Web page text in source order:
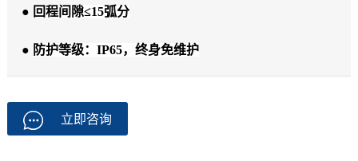
● 回程间隙≤15弧分
● 防护等级：IP65，终身免维护
立即咨询